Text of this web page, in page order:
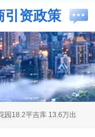
引资政策
园18.2平吉库 13.6万出